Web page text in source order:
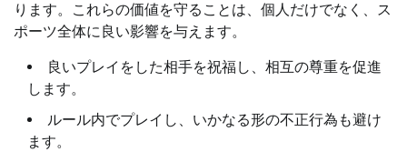
ります。これらの価値を守ることは、個人だけでなく、ス
ポーツ全体に良い影響を与えます。
良いプレイをした相手を祝福し、相互の尊重を促進
します。
ルール内でプレイし、いかなる形の不正行為も避け
ます。